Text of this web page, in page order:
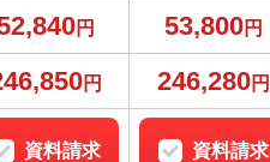
円 53,800円
円 246,280円
資料請求 資料請求